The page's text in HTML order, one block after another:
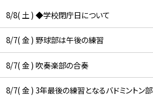
8/8( 土 ) ◆学校閉庁日について
8/7( 金 ) 野球部は午後の練習
8/7( 金 ) 吹奏楽部の合奏
8/7( 金 ) 3年最後の練習となるバドミントン部